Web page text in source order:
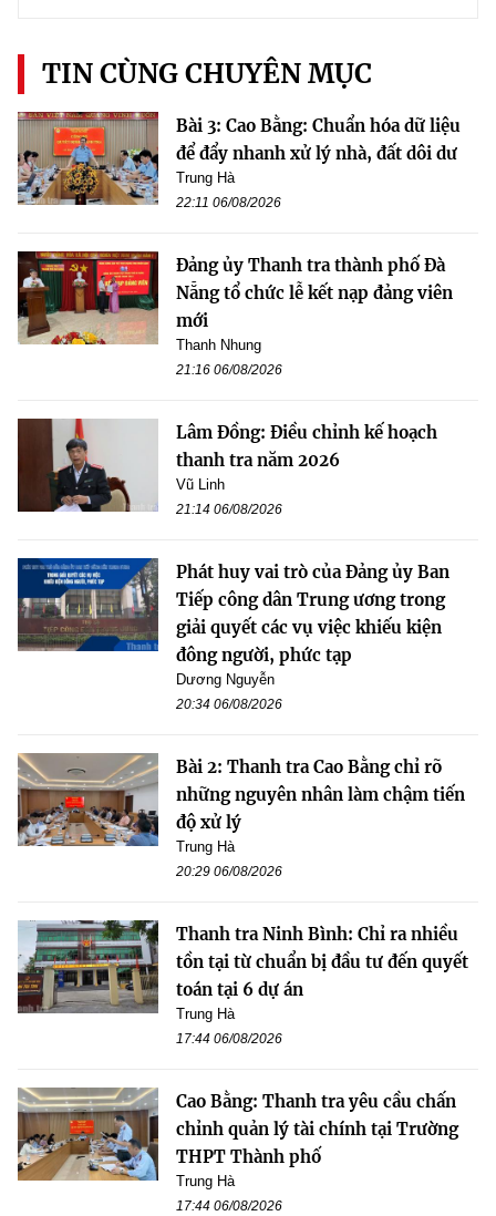
TIN CÙNG CHUYÊN MỤC
Bài 3: Cao Bằng: Chuẩn hóa dữ liệu
để đẩy nhanh xử lý nhà, đất dôi dư
Trung Hà
22:11 06/08/2026
Đảng ủy Thanh tra thành phố Đà
Nẵng tổ chức lễ kết nạp đảng viên
mới
Thanh Nhung
21:16 06/08/2026
Lâm Đồng: Điều chỉnh kế hoạch
thanh tra năm 2026
Vũ Linh
21:14 06/08/2026
Phát huy vai trò của Đảng ủy Ban
Tiếp công dân Trung ương trong
giải quyết các vụ việc khiếu kiện
đông người, phức tạp
Dương Nguyễn
20:34 06/08/2026
Bài 2: Thanh tra Cao Bằng chỉ rõ
những nguyên nhân làm chậm tiến
độ xử lý
Trung Hà
20:29 06/08/2026
Thanh tra Ninh Bình: Chỉ ra nhiều
tồn tại từ chuẩn bị đầu tư đến quyết
toán tại 6 dự án
Trung Hà
17:44 06/08/2026
Cao Bằng: Thanh tra yêu cầu chấn
chỉnh quản lý tài chính tại Trường
THPT Thành phố
Trung Hà
17:44 06/08/2026